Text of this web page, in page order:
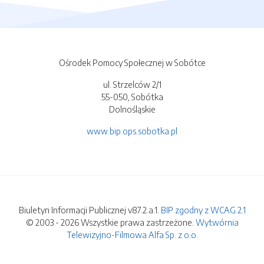
Ośrodek Pomocy Społecznej w Sobótce
ul. Strzelców 2/1
55-050, Sobótka
Dolnośląskie
www.bip.ops.sobotka.pl
Biuletyn Informacji Publicznej v87.2.a.1. BIP zgodny z WCAG 2.1
© 2003 - 2026 Wszystkie prawa zastrzeżone. Wytwórnia
Telewizyjno-Filmowa Alfa Sp. z o.o.